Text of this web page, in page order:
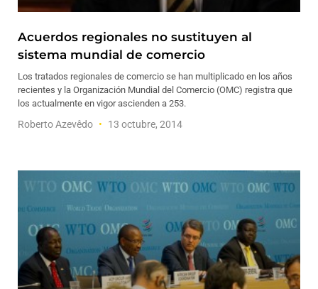
Acuerdos regionales no sustituyen al
sistema mundial de comercio
Los tratados regionales de comercio se han multiplicado en los años
recientes y la Organización Mundial del Comercio (OMC) registra que
los actualmente en vigor ascienden a 253.
Roberto Azevêdo 13 octubre, 2014